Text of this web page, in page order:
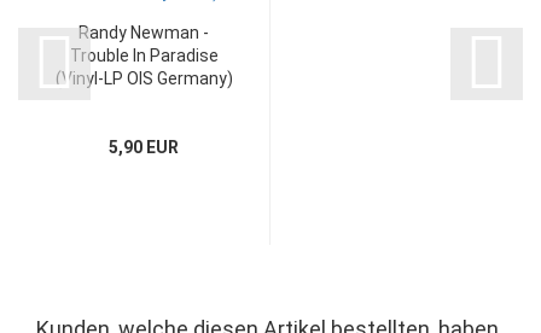
Randy Newman -
Trouble In Paradise
(Vinyl-LP OIS Germany)
5,90 EUR